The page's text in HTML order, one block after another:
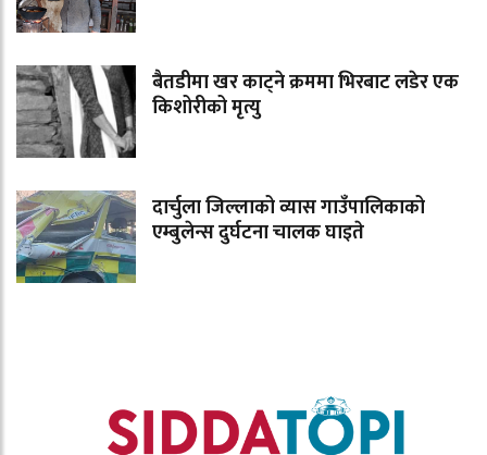
बैतडीमा खर काट्ने क्रममा भिरबाट लडेर एक
किशोरीको मृत्यु
दार्चुला जिल्लाको व्यास गाउँपालिकाको
एम्बुलेन्स दुर्घटना चालक घाइते